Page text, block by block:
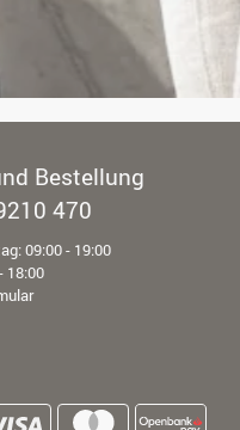
Bestellung
470
09:00 - 19:00
18:00